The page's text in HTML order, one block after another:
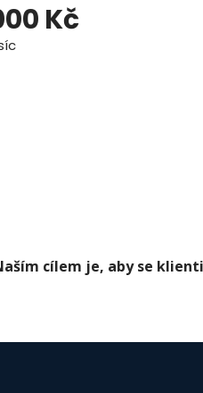
Kč
cílem je, aby se